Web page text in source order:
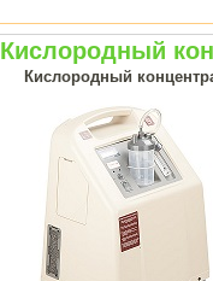
Кислородный
Кислородный